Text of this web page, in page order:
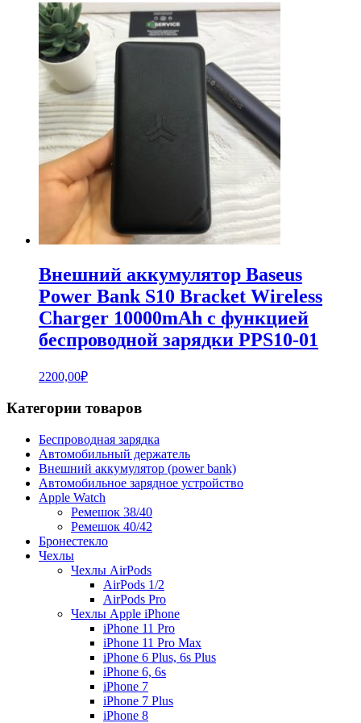
Внешний аккумулятор Baseus
Power Bank S10 Bracket Wireless
Charger 10000mAh с функцией
беспроводной зарядки PPS10-01
2200,00₽
Категории товаров
Беспроводная зарядка
Автомобильный держатель
Внешний аккумулятор (power bank)
Автомобильное зарядное устройство
Apple Watch
Ремешок 38/40
Ремешок 40/42
Бронестекло
Чехлы
Чехлы AirPods
AirPods 1/2
AirPods Pro
Чехлы Apple iPhone
iPhone 11 Pro
iPhone 11 Pro Max
iPhone 6 Plus, 6s Plus
iPhone 6, 6s
iPhone 7
iPhone 7 Plus
iPhone 8